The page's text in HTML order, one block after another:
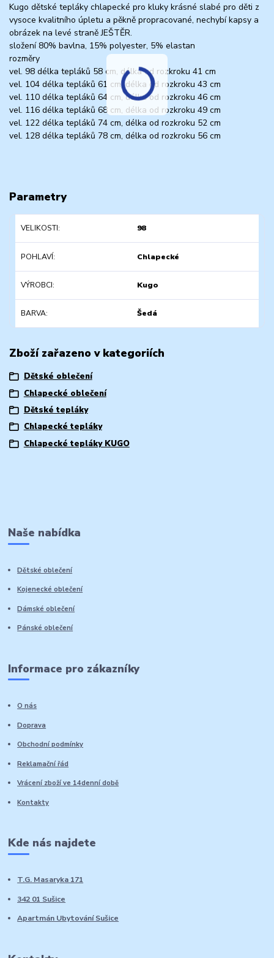
Kugo dětské tepláky chlapecké pro kluky krásné slabé pro děti z
vysoce kvalitního úpletu a pěkně propracované, nechybí kapsy a
obrázek na levé straně JEŠTĚR.
složení 80% bavlna, 15% polyester, 5% elastan
rozměry
vel. 98 délka tepláků 58 cm, délka od rozkroku 41 cm
vel. 104 délka tepláků 61 cm, délka od rozkroku 43 cm
vel. 110 délka tepláků 64 cm, délka od rozkroku 46 cm
vel. 116 délka tepláků 68 cm, délka od rozkroku 49 cm
vel. 122 délka tepláků 74 cm, délka od rozkroku 52 cm
vel. 128 délka tepláků 78 cm, délka od rozkroku 56 cm
Parametry
VELIKOSTI 98
POHLAVÍ Chlapecké
VÝROBCI Kugo
BARVA Šedá
Zboží zařazeno v kategoriích
Dětské oblečení
Chlapecké oblečení
Dětské tepláky
Chlapecké tepláky
Chlapecké tepláky KUGO
Naše nabídka
Dětské oblečení
Kojenecké oblečení
Dámské oblečení
Pánské oblečení
Informace pro zákazníky
O nás
Doprava
Obchodní podmínky
Reklamační řád
Vrácení zboží ve 14denní době
Kontakty
Kde nás najdete
T.G. Masaryka 171
342 01 Sušice
Apartmán Ubytování Sušice